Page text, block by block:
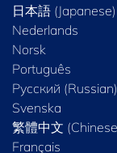
日本語 (Japanese)
Nederlands
Norsk
Português
Русский (Russian)
Svenska
繁體中文
Français